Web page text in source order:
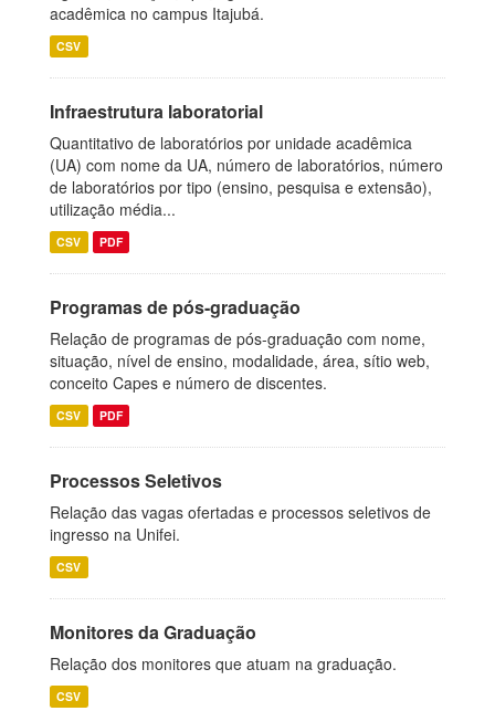
acadêmica no campus Itajubá.
CSV
Infraestrutura laboratorial
Quantitativo de laboratórios por unidade acadêmica
(UA) com nome da UA, número de laboratórios, número
de laboratórios por tipo (ensino, pesquisa e extensão),
utilização média...
CSV PDF
Programas de pós-graduação
Relação de programas de pós-graduação com nome,
situação, nível de ensino, modalidade, área, sítio web,
conceito Capes e número de discentes.
CSV PDF
Processos Seletivos
Relação das vagas ofertadas e processos seletivos de
ingresso na Unifei.
CSV
Monitores da Graduação
Relação dos monitores que atuam na graduação.
CSV